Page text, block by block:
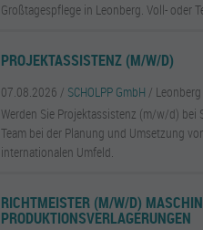
Großtagespflege in Leonberg. Voll- oder
PROJEKTASSISTENZ (M/W/D)
07.08.2026 / SCHOLPP GmbH /
Werden Sie Projektassistenz (m/w/d) bei
Team bei der Planung und Umsetzung
internationalen Umfeld.
RICHTMEISTER (M/W/D)
PRODUKTIONSVERLAGERUNGEN